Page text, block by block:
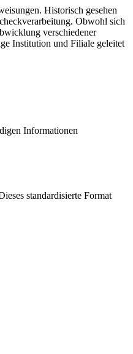
Historisch gesehen
Obwohl sich
verschiedener
Institution und Filiale geleitet
Informationen
standardisierte Format